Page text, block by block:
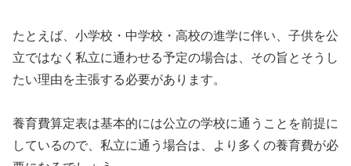
たとえば、小学校・中学校・高校の進学に伴い、子供を公
立ではなく私立に通わせる予定の場合は、その旨とそうし
たい理由を主張する必要があります。
養育費算定表は基本的には公立の学校に通うことを前提に
しているので、私立に通う場合は、より多くの養育費が必